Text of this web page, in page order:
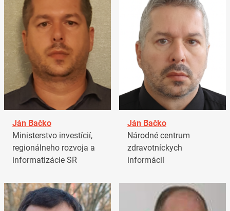
Ján Bačko
Ministerstvo investícií,
regionálneho rozvoja a
informatizácie SR
Ján Bačko
Národné centrum
zdravotníckych
informácií